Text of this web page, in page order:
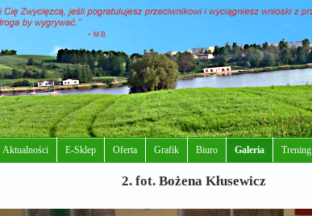
Aktualności E-Sklep Oferta Grafik Biuro Galeria Trening
2. fot. Bożena Kłusewicz